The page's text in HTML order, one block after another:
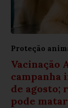
Proteção
Vacinação
campanha
de agosto;
pode matar